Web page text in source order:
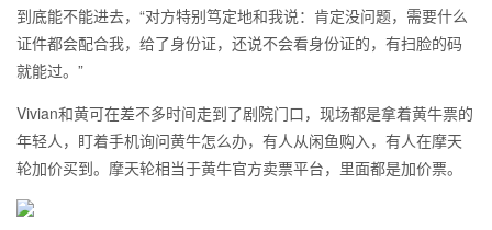
到底能不能进去，“对方特别笃定地和我说：肯定没问题，需要什么
证件都会配合我，给了身份证，还说不会看身份证的，有扫脸的码
就能过。”
Vivian和黄可在差不多时间走到了剧院门口，现场都是拿着黄牛票的
年轻人，盯着手机询问黄牛怎么办，有人从闲鱼购入，有人在摩天
轮加价买到。摩天轮相当于黄牛官方卖票平台，里面都是加价票。